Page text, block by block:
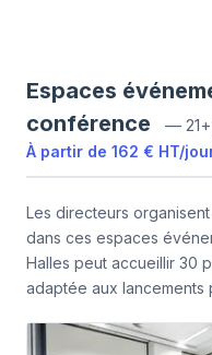
Espaces
conférence
—
À partir de 162 € HT/
Les directeurs
dans ces espaces
Halles peut accueillir 30
adaptée aux lancements